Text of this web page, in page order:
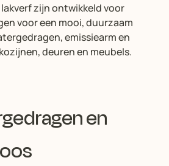
zijn ontwikkeld voor
voor een mooi, duurzaam
emissiearm en
deuren en meubels.
en